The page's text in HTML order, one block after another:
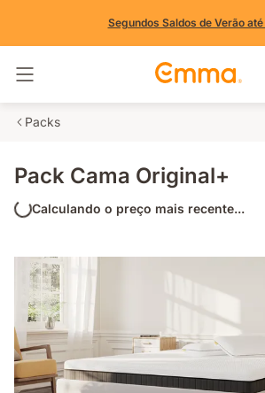
Segundos Saldos de Verão
Packs
Pack Cama Original+
Calculando o preço mais recente...